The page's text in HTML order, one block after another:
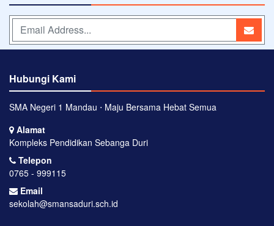
Hubungi Kami
SMA Negeri 1 Mandau ⋅ Maju Bersama Hebat Semua
Alamat
Kompleks Pendidikan Sebanga Duri
Telepon
0765 - 999115
Email
sekolah@smansaduri.sch.id